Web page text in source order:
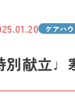
ケアハ
別献立♩